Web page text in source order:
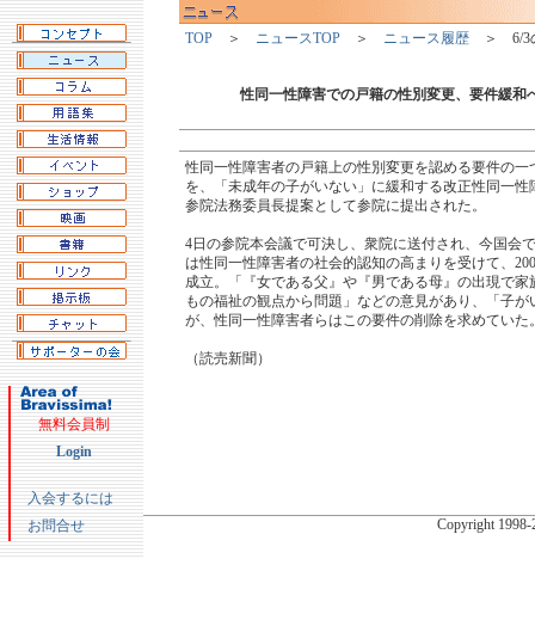
無料会員制
Login
入会するには
お問合せ
TOP ＞ ニュースTOP ＞ ニュース履歴 ＞ 6/3
性同一性障害での戸籍の性別変更、要件緩
性同一性障害者の戸籍上の性別変更を認める要件の
を、「未成年の子がいない」に緩和する改正性同一
参院法務委員長提案として参院に提出された。
4日の参院本会議で可決し、衆院に送付され、今国会
は性同一性障害者の社会的認知の高まりを受けて、
成立。「『女である父』や『男である母』の出現で
もの福祉の観点から問題」などの意見があり、「子
が、性同一性障害者らはこの要件の削除を求めていた
（読売新聞）
Copyright